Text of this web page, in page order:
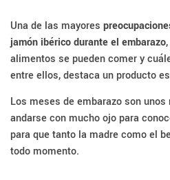
Una de las mayores
jamón ibérico durante el embarazo
alimentos se pueden comer y
entre ellos, destaca un producto
Los meses de embarazo son
andarse con mucho ojo para
para que tanto la madre como el
todo momento.